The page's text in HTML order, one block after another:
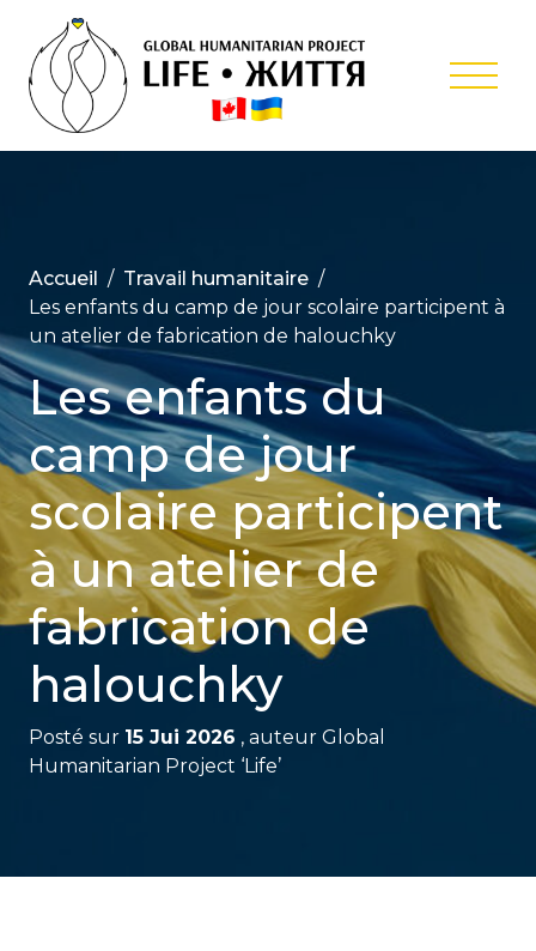
content
Projet
Accueil
Travail humanitaire
Les enfants du camp de jour scolaire participent à
un atelier de fabrication de halouchky
Les enfants du
camp de jour
scolaire participent
à un atelier de
fabrication de
halouchky
Posté sur 15 Jui 2026 , auteur Global
Humanitarian Project ‘Life’